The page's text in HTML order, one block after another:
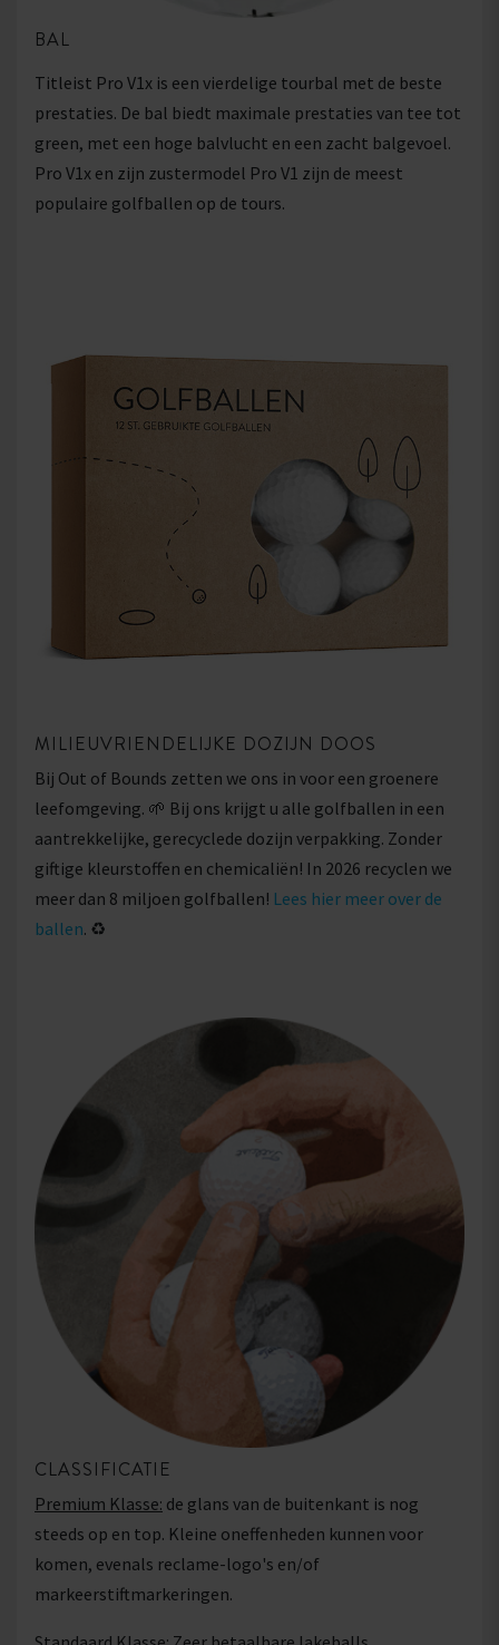
BAL
Titleist Pro V1x is een vierdelige tourbal met de beste
prestaties. De bal biedt maximale prestaties van tee tot
green, met een hoge balvlucht en een zacht balgevoel.
Pro V1x en zijn zustermodel Pro V1 zijn de meest
populaire golfballen op de tours.
MILIEUVRIENDELIJKE DOZIJN DOOS
Bij Out of Bounds zetten we ons in voor een groenere
leefomgeving. 🌱 Bij ons krijgt u alle golfballen in een
aantrekkelijke, gerecyclede dozijn verpakking. Zonder
giftige kleurstoffen en chemicaliën! In 2026 recyclen we
meer dan 8 miljoen golfballen! Lees hier meer over de
ballen. ♻
CLASSIFICATIE
Premium Klasse: de glans van de buitenkant is nog
steeds op en top. Kleine oneffenheden kunnen voor
komen, evenals reclame-logo's en/of
markeerstiftmarkeringen.